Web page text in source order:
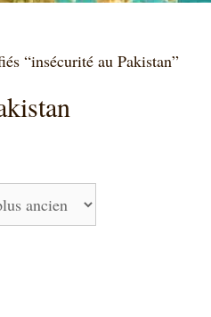
“insécurité au Pakistan”